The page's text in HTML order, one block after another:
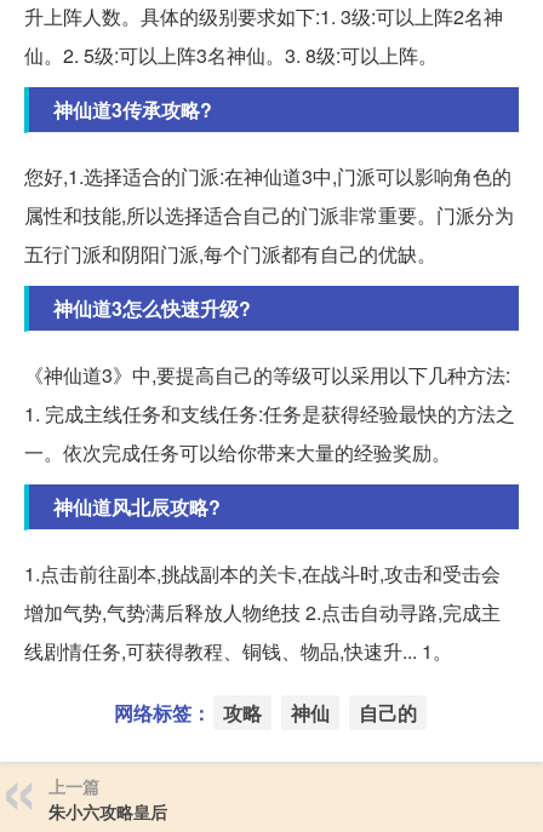
升上阵人数。具体的级别要求如下:1. 3级:可以上阵2名神
仙。2. 5级:可以上阵3名神仙。3. 8级:可以上阵。
神仙道3传承攻略?
您好,1.选择适合的门派:在神仙道3中,门派可以影响角色的
属性和技能,所以选择适合自己的门派非常重要。门派分为
五行门派和阴阳门派,每个门派都有自己的优缺。
神仙道3怎么快速升级?
《神仙道3》中,要提高自己的等级可以采用以下几种方法:
1. 完成主线任务和支线任务:任务是获得经验最快的方法之
一。依次完成任务可以给你带来大量的经验奖励。
神仙道风北辰攻略?
1.点击前往副本,挑战副本的关卡,在战斗时,攻击和受击会
增加气势,气势满后释放人物绝技 2.点击自动寻路,完成主
线剧情任务,可获得教程、铜钱、物品,快速升... 1。
网络标签： 攻略 神仙 自己的
上一篇
朱小六攻略皇后